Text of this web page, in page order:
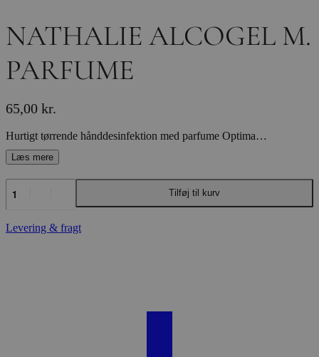
NATHALIE ALCOGEL M.
PARFUME
65,00 kr.
Hurtigt tørrende hånddesinfektion med parfume Optimal håndhygeijne med Hand Alcogel Nathalie Hand Alcogel (71%) med parfume reducerer bakterier, virus og svampe på hænderne. Produktet sikrer optimal håndhygiejne og mindsker risikoen for smittespredning. Bløde hænder og en duft af pære Gelen indeholder glycerin, så huden ikke tørrer ud, og efterlader huden ren, blød og med en forfriskende duft af pære. Nathalie Hand Alcogel findes også UDEN parfume. Staldmiljøer kan være en højborg for bakterier og vira Dørhåndtag, redskaber og håndklæder spreder nemt bakterier og vira. Derfor er det afgørende at opretholde god håndhygeijne, uanset om du er hjemme, i stalden eller på farten. Med Nathalie Hand Alcogel har du den ultimative løsning til at beskytte dig selv og dine omgivelser mod bakterier og virus.
NATHALIE
ALCOGEL
M.
PARFUME
antal
Tilføj til kurv
Levering & fragt